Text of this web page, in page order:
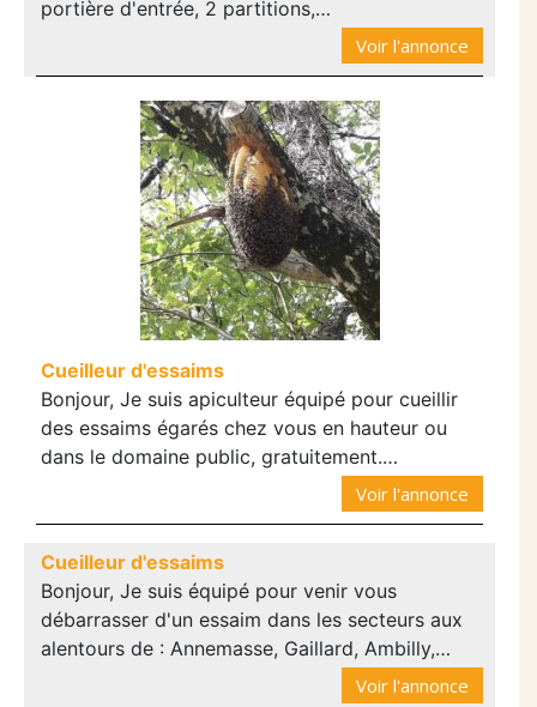
portière d'entrée, 2 partitions,…
Voir l'annonce
Cueilleur d'essaims
Bonjour, Je suis apiculteur équipé pour cueillir
des essaims égarés chez vous en hauteur ou
dans le domaine public, gratuitement.…
Voir l'annonce
Cueilleur d'essaims
Bonjour, Je suis équipé pour venir vous
débarrasser d'un essaim dans les secteurs aux
alentours de : Annemasse, Gaillard, Ambilly,…
Voir l'annonce